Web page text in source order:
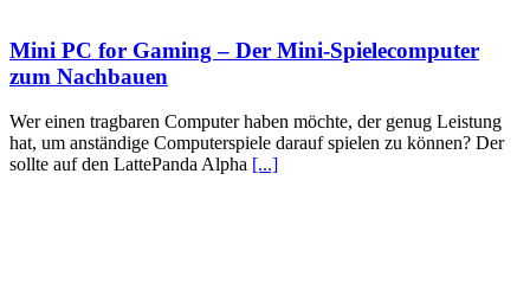
Mini PC for Gaming – Der Mini-Spielecomputer
zum Nachbauen
Wer einen tragbaren Computer haben möchte, der genug Leistung
hat, um anständige Computerspiele darauf spielen zu können? Der
sollte auf den LattePanda Alpha [...]